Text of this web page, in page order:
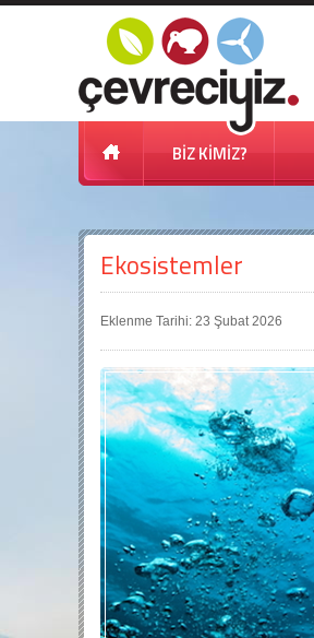
BİZ KİMİZ?
Ekosistemler
Eklenme Tarihi: 23 Şubat 2026